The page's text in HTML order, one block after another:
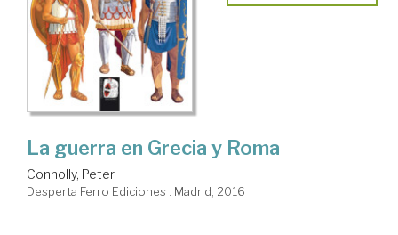
La guerra en Grecia y Roma
Connolly, Peter
Desperta Ferro Ediciones . Madrid, 2016